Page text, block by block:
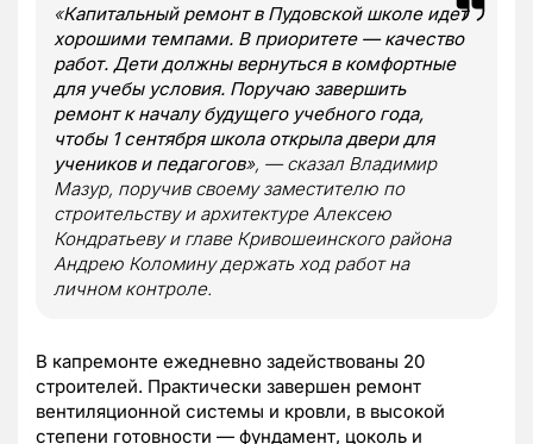
«Капитальный ремонт в Пудовской школе идет
хорошими темпами. В приоритете — качество
работ. Дети должны вернуться в комфортные
для учебы условия. Поручаю завершить
ремонт к началу будущего учебного года,
чтобы 1 сентября школа открыла двери для
учеников и педагогов», — сказал Владимир
Мазур, поручив своему заместителю по
строительству и архитектуре Алексею
Кондратьеву и главе Кривошеинского района
Андрею Коломину держать ход работ на
личном контроле.
В капремонте ежедневно задействованы 20
строителей. Практически завершен ремонт
вентиляционной системы и кровли, в высокой
степени готовности — фундамент, цоколь и